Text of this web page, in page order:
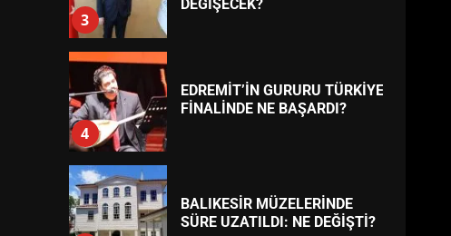
3
DEĞİŞECEK?
4
EDREMİT’İN GURURU TÜRKİYE
FİNALİNDE NE BAŞARDI?
BALIKESİR MÜZELERİNDE
SÜRE UZATILDI: NE DEĞİŞTİ?